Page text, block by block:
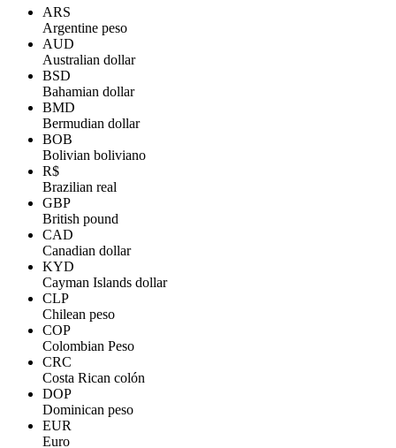
ARS
Argentine peso
AUD
Australian dollar
BSD
Bahamian dollar
BMD
Bermudian dollar
BOB
Bolivian boliviano
R$
Brazilian real
GBP
British pound
CAD
Canadian dollar
KYD
Cayman Islands dollar
CLP
Chilean peso
COP
Colombian Peso
CRC
Costa Rican colón
DOP
Dominican peso
EUR
Euro